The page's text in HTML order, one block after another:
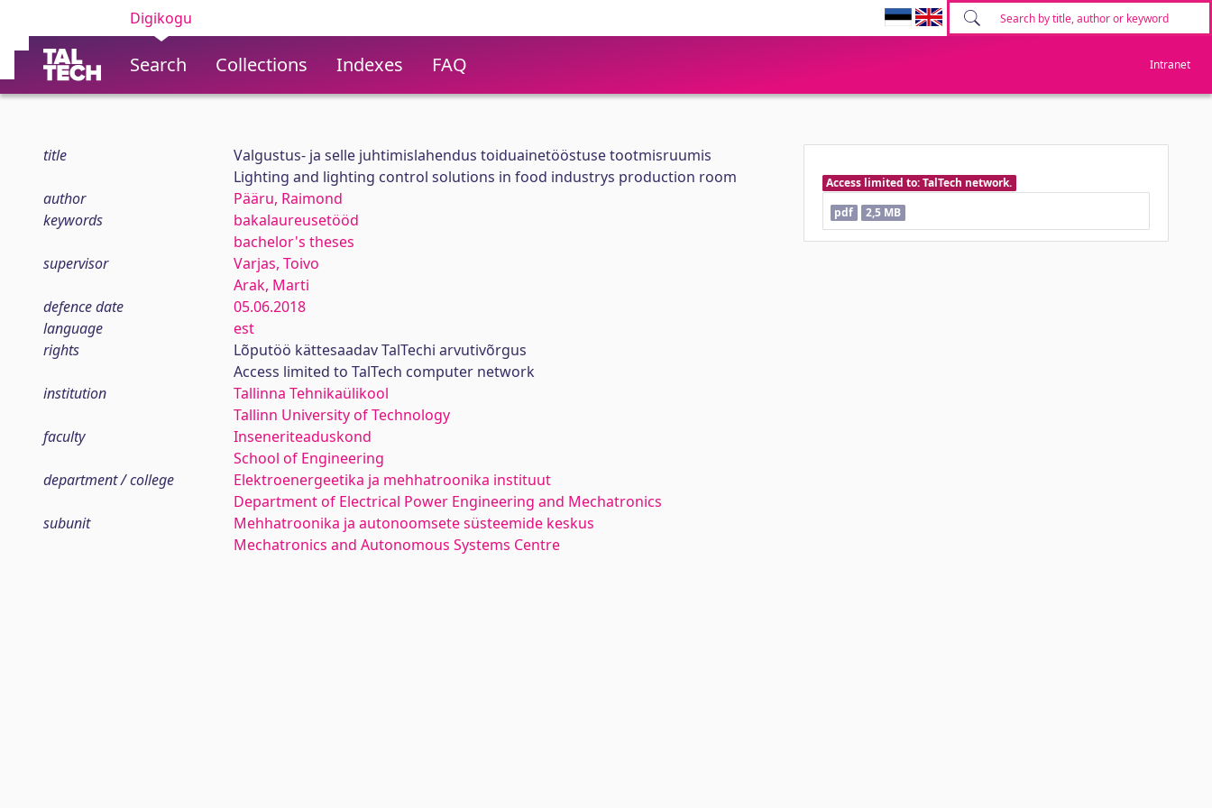
Digikogu
Search Collections Indexes FAQ Intranet
title
Valgustus- ja selle juhtimislahendus toiduainetööstuse tootmisruumis
Lighting and lighting control solutions in food industrys production room
author
Pääru, Raimond
keywords
bakalaureusetööd
bachelor's theses
supervisor
Varjas, Toivo
Arak, Marti
defence date
05.06.2018
language
est
rights
Lõputöö kättesaadav TalTechi arvutivõrgus
Access limited to TalTech computer network
institution
Tallinna Tehnikaülikool
Tallinn University of Technology
faculty
Inseneriteaduskond
School of Engineering
department / college
Elektroenergeetika ja mehhatroonika instituut
Department of Electrical Power Engineering and Mechatronics
subunit
Mehhatroonika ja autonoomsete süsteemide keskus
Mechatronics and Autonomous Systems Centre
Access limited to: TalTech network.
pdf
2,5 MB